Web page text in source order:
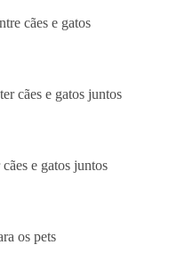
cães e gatos
e gatos juntos